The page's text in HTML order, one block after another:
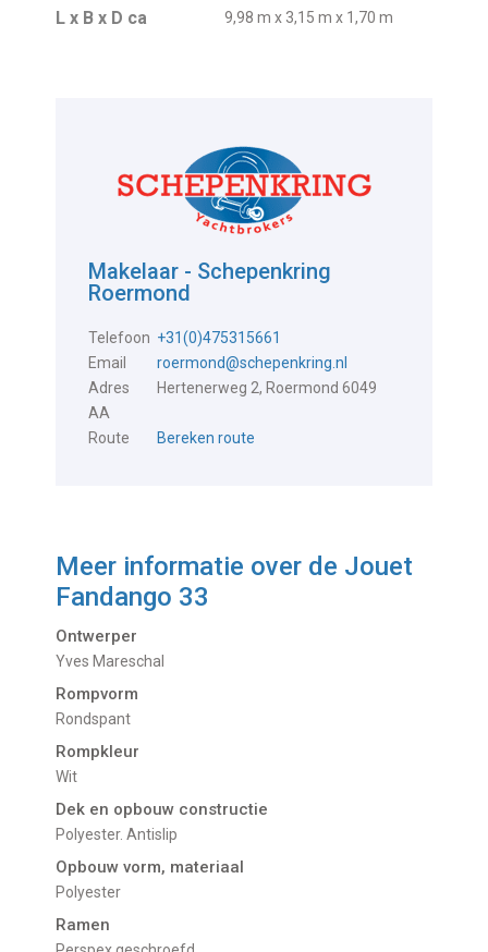
L x B x D ca 9,98 m x 3,15 m x 1,70 m
Makelaar - Schepenkring
Roermond
Telefoon +31(0)475315661
Email
roermond@schepenkring.nl
Adres
Hertenerweg 2, Roermond 6049
AA
Route
Bereken route
Meer informatie over de Jouet
Fandango 33
Ontwerper
Yves Mareschal
Rompvorm
Rondspant
Rompkleur
Wit
Dek en opbouw constructie
Polyester. Antislip
Opbouw vorm, materiaal
Polyester
Ramen